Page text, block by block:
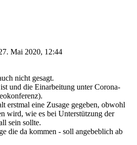
Mai 2020, 12:44
nicht gesagt.
und die Einarbeitung unter Corona-
erstmal eine Zusage gegeben, obwohl
wird, wie es bei Unterstützung der
sein sollte.
die da kommen - soll angebeblich ab